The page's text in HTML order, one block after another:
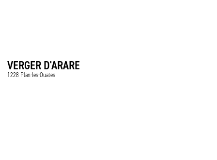
VERGER D'ARARE
1228 Plan-les-Ouates